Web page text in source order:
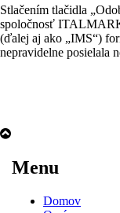
Stlačením tlačidla
spoločnosť
(ďalej aj ako „IMS“)
nepravidelne posielala
Menu
Domov